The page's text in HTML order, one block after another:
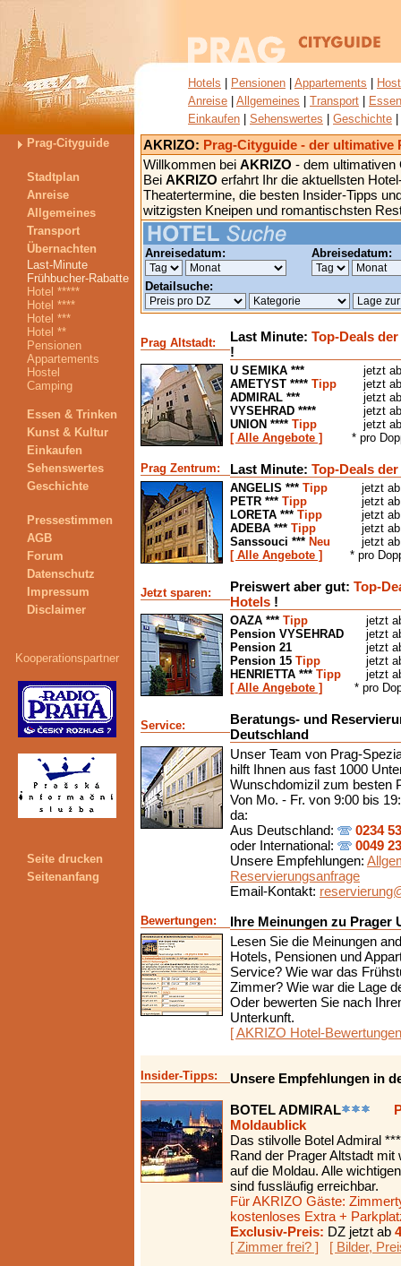
Hotels Pensionen Appartements
Anreise
Allgemeines Transport
Einkaufen
Sehenswertes Geschichte
Prag-Cityguide
Stadtplan
Anreise
Allgemeines
Transport
Übernachten
Last-Minute
Frühbucher-Rabatte
Hotel *****
Hotel ****
Hotel ***
Hotel **
Pensionen
Appartements
Hostel
Camping
Essen & Trinken
Kunst & Kultur
Einkaufen
Sehenswertes
Geschichte
Pressestimmen
AGB
Forum
Datenschutz
Impressum
Disclaimer
Kooperationspartner
Seite drucken
Seitenanfang
AKRIZO: Prag-Cityguide - der ultimative
Willkommen bei AKRIZO - dem ultimativen
Bei AKRIZO erfahrt Ihr die aktuellsten
Theatertermine, die besten Insider-Tipps
witzigsten Kneipen und romantischsten
Anreisedatum: Abreisedatum:
Detailsuche:
Prag Altstadt: Last Minute: Top-Deals
!
U SEMIKA ***
AMETYST **** Tipp
ADMIRAL ***
VYSEHRAD ****
UNION **** Tipp
[ Alle Angebote ]
jetzt
jetzt
jetzt
jetzt
jetzt
* pro
Prag Zentrum: Last Minute: Top-Deals
ANGELIS *** Tipp
PETR *** Tipp
LORETA *** Tipp
ADEBA *** Tipp
Sanssouci *** Neu
[ Alle Angebote ]
jetzt
jetzt
jetzt
jetzt
jetzt
* pro
Jetzt sparen: Preiswert aber gut: Top-
Hotels !
OAZA *** Tipp
Pension VYSEHRAD
Pension 21
Pension 15 Tipp
HENRIETTA *** Tipp
[ Alle Angebote ]
jetzt
jetzt
jetzt
jetzt
jetzt
* pro
Service:
Beratungs- und
Deutschland
Unser Team von Prag-
hilft Ihnen aus fast 1000
Wunschdomizil zum besten
Von Mo. - Fr. von 9:00 bis
da:
Aus Deutschland:
0234
oder International:
0049
Unsere Empfehlungen:
Reservierungsanfrage
Email-Kontakt:
Bewertungen:
Ihre Meinungen zu Prager
Lesen Sie die Meinungen
Hotels, Pensionen und
Service? Wie war das
Zimmer? Wie war die Lage
Oder bewerten Sie nach
Unterkunft.
[ AKRIZO Hotel-
Insider-Tipps: Unsere Empfehlungen in
BOTEL ADMIRAL
Moldaublick
Das stilvolle Botel Admiral
Rand der Prager Altstadt
auf die Moldau. Alle
sind fussläufig erreichbar.
Für AKRIZO Gäste:
kostenloses Extra +
Exclusiv-Preis: DZ jetzt ab
[ Zimmer frei? ]
[ Bilder,